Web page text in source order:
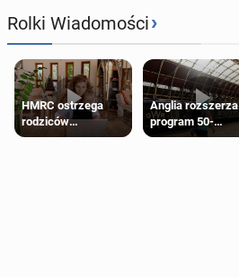
Rolki Wiadomości›
HMRC ostrzega
rodziców
pobierających Child
Anglia rozszerza
program 50-
procentowych